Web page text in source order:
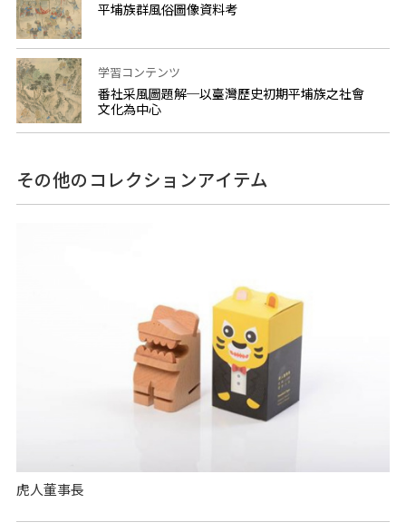
平埔族群風俗圖像資料考
学習コンテンツ
番社采風圖題解─以臺灣歷史初期平埔族之社會
文化為中心
その他のコレクションアイテム
虎人董事長